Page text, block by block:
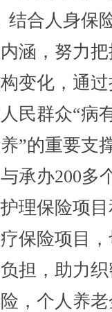
结合人身保
涵，努力
变化，通
民群众“病
”的重要支
承办200多
理保险项目
保险项目
担，助力
，个人养